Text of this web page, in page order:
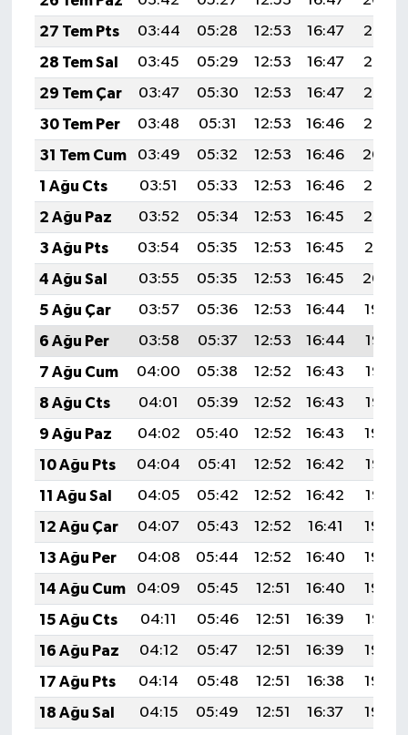
27 Tem Pts
03:44 05:28 12:53 16:47
20:08
28 Tem Sal
03:45 05:29 12:53 16:47
20:07
29 Tem Çar
03:47 05:30 12:53 16:47
20:06
30 Tem Per
03:48 05:31 12:53 16:46
20:05
31 Tem Cum
03:49 05:32 12:53 16:46
20:04
1 Ağu Cts
03:51 05:33 12:53 16:46
20:03
2 Ağu Paz
03:52 05:34 12:53 16:45
20:02
3 Ağu Pts
03:54 05:35 12:53 16:45
20:01
4 Ağu Sal
03:55 05:35 12:53 16:45
20:00
5 Ağu Çar
03:57 05:36 12:53 16:44
19:59
6 Ağu Per
03:58 05:37 12:53 16:44
19:58
7 Ağu Cum
04:00 05:38 12:52 16:43
19:57
8 Ağu Cts
04:01 05:39 12:52 16:43
19:55
9 Ağu Paz
04:02 05:40 12:52 16:43
19:54
10 Ağu Pts
04:04 05:41 12:52 16:42
19:53
11 Ağu Sal
04:05 05:42 12:52 16:42
19:52
12 Ağu Çar
04:07 05:43 12:52 16:41
19:50
13 Ağu Per
04:08 05:44 12:52 16:40
19:49
14 Ağu Cum
04:09 05:45 12:51 16:40
19:48
15 Ağu Cts
04:11 05:46 12:51 16:39
19:47
16 Ağu Paz
04:12 05:47 12:51 16:39
19:45
17 Ağu Pts
04:14 05:48 12:51 16:38
19:44
18 Ağu Sal
04:15 05:49 12:51 16:37
19:42